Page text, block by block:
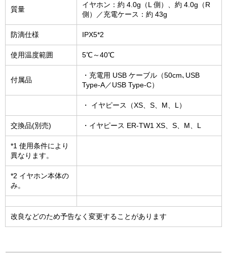
質量
イヤホン：約 4.0g（L 側）、約 4.0g（R
側）／充電ケース：約 43g
防滴仕様 IPX5*2
使用温度範囲 5℃～40℃
付属品
・充電用 USB ケーブル（50cm､USB
Type-A／USB Type-C）
・ イヤピース（XS、S、M、L）
交換品(別売) ・イヤピース ER-TW1 XS、S、M、L
*1 使用条件により
異なります。
*2 イヤホン本体の
み。
改良などのため予告なく変更することがあります